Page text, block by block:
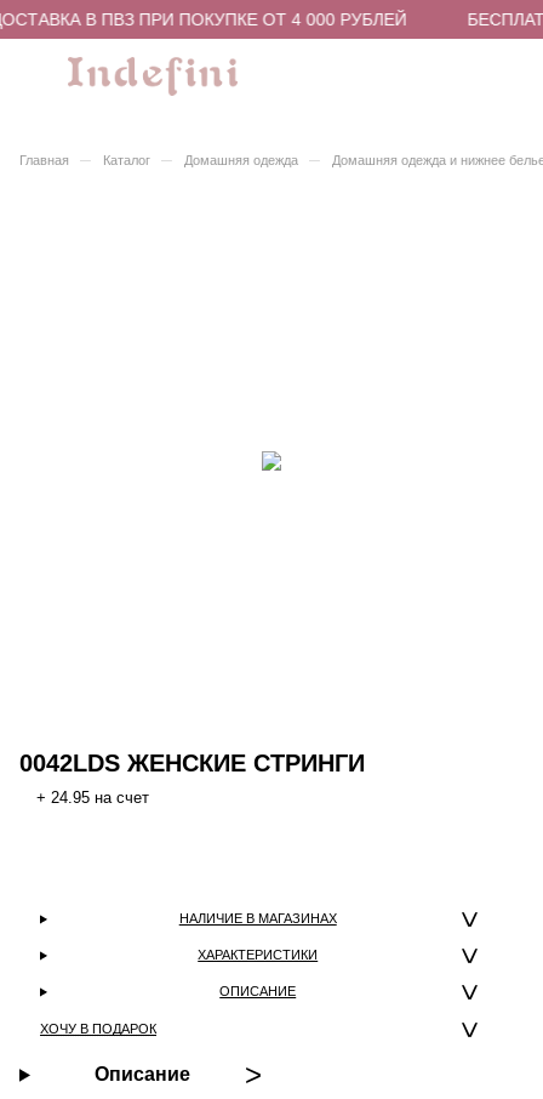
В ПВЗ ПРИ ПОКУПКЕ ОТ 4 000 РУБЛЕЙ
Главная – Каталог – Домашняя одежда – Домашняя одежда и нижнее
0042LDS ЖЕНСКИЕ СТРИНГИ
+ 24.95 на счет
НАЛИЧИЕ В МАГАЗИНАХ
ХАРАКТЕРИСТИКИ
ОПИСАНИЕ
ХОЧУ В ПОДАРОК
Описание